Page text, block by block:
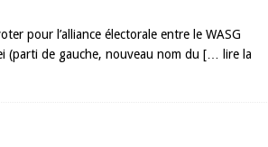
pour l’alliance électorale entre le WASG
(parti de gauche, nouveau nom du [… lire la